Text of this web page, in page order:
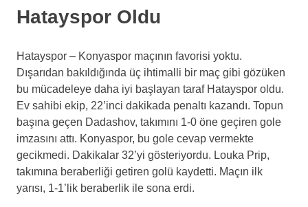
Hatayspor Oldu
Hatayspor – Konyaspor maçının favorisi yoktu.
Dışarıdan bakıldığında üç ihtimalli bir maç gibi gözüken
bu mücadeleye daha iyi başlayan taraf Hatayspor oldu.
Ev sahibi ekip, 22’inci dakikada penaltı kazandı. Topun
başına geçen Dadashov, takımını 1-0 öne geçiren gole
imzasını attı. Konyaspor, bu gole cevap vermekte
gecikmedi. Dakikalar 32’yi gösteriyordu. Louka Prip,
takımına beraberliği getiren golü kaydetti. Maçın ilk
yarısı, 1-1’lik beraberlik ile sona erdi.